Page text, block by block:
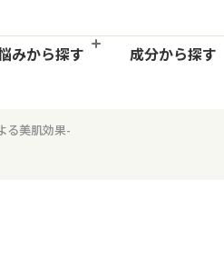
みから探す 成分から探す
る美肌効果-